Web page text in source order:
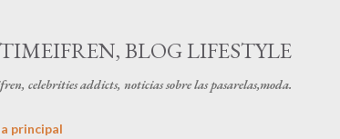
BLOG LIFESTYLE
celebrities addicts, noticias sobre las pasarelas,moda.
principal